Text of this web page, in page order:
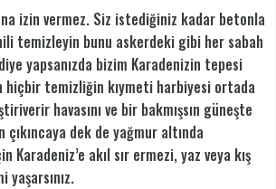
izin vermez. Siz istediğiniz kadar betonla
temizleyin bunu askerdeki gibi her sabah
yapsanızda bizim Karadenizin tepesi
hiçbir temizliğin kıymeti harbiyesi ortada
havasını ve bir bakmışsın güneşte
dek de yağmur altında
Karadeniz’e akıl sır ermezi, yaz veya kış
yaşarsınız.